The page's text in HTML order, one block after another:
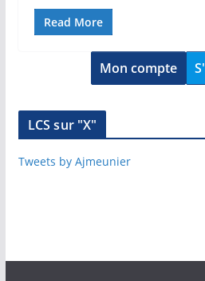
Read More
Mon compte
LCS sur "X"
Tweets by Ajmeunier